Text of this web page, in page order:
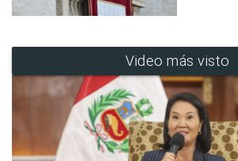
Video más visto